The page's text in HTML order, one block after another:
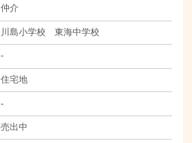
仲介
川島小学校 東海中学校
-
住宅地
-
売出中